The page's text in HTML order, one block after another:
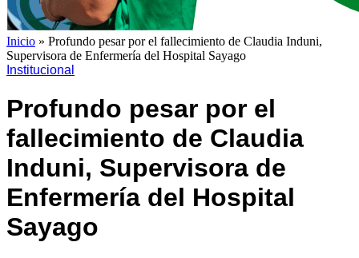
Inicio » Profundo pesar por el fallecimiento de Claudia Induni,
Supervisora de Enfermería del Hospital Sayago
Institucional
Profundo pesar por el
fallecimiento de Claudia
Induni, Supervisora de
Enfermería del Hospital
Sayago